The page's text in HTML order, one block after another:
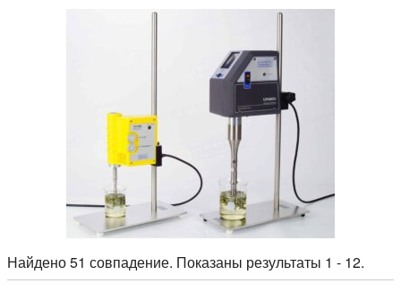
Найдено 51 совпадение. Показаны результаты 1 - 12.